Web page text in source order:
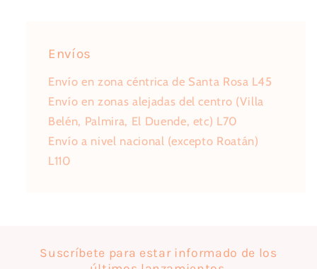
Envíos
Envío en zona céntrica de Santa Rosa L45
Envío en zonas alejadas del centro (Villa
Belén, Palmira, El Duende, etc) L70
Envío a nivel nacional (excepto Roatán)
L110
Suscríbete para estar informado de los